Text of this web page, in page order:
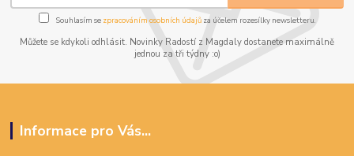
Souhlasím se zpracováním osobních údajůza účelem rozesílky newsletteru.
Můžete se kdykoli odhlásit. Novinky Radostí z Magdaly dostanete maximálně
jednou za tři týdny :o)
Informace pro Vás...